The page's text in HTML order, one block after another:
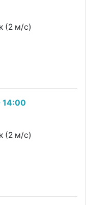
(2 м/с)
14:00
(2 м/с)